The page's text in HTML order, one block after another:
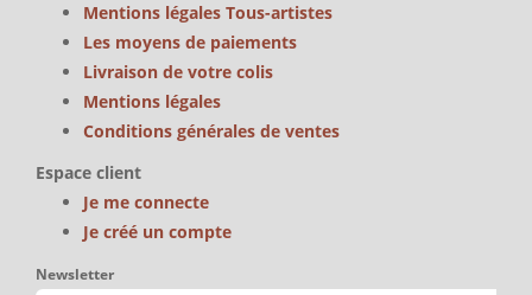
Mentions légales Tous-artistes
Les moyens de paiements
Livraison de votre colis
Mentions légales
Conditions générales de ventes
Espace client
Je me connecte
Je créé un compte
Newsletter